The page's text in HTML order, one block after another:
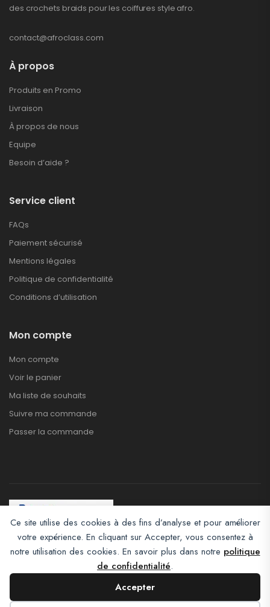
Ce site utilise des cookies à des fins d’analyse et pour améliorer
votre expérience. En cliquant sur Accepter, vous consentez à
notre utilisation des cookies. En savoir plus dans notre politique
de confidentialité.
Accepter
des crochets braids pour les coiffures style afro.
contact@afroclass.com
À propos
Produits en Promo
Livraison
À propos de nous
Equipe
Besoin d’aide ?
Service client
FAQs
Paiement sécurisé
Mentions légales
Politique de confidentialité
Conditions d’utilisation
Mon compte
Mon compte
Voir le panier
Ma liste de souhaits
Suivre ma commande
Passer la commande
Afroclass eCommerce © 2026. All Rights Reserved